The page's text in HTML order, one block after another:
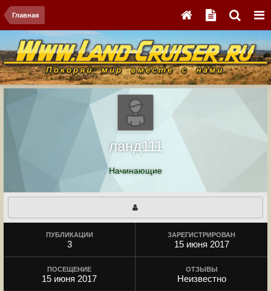
Главная
ланд111
Начинающие
ПУБЛИКАЦИИ
3
ЗАРЕГИСТРИРОВАН
15 июня 2017
ПОСЕЩЕНИЕ
15 июня 2017
ОТЗЫВЫ
Неизвестно